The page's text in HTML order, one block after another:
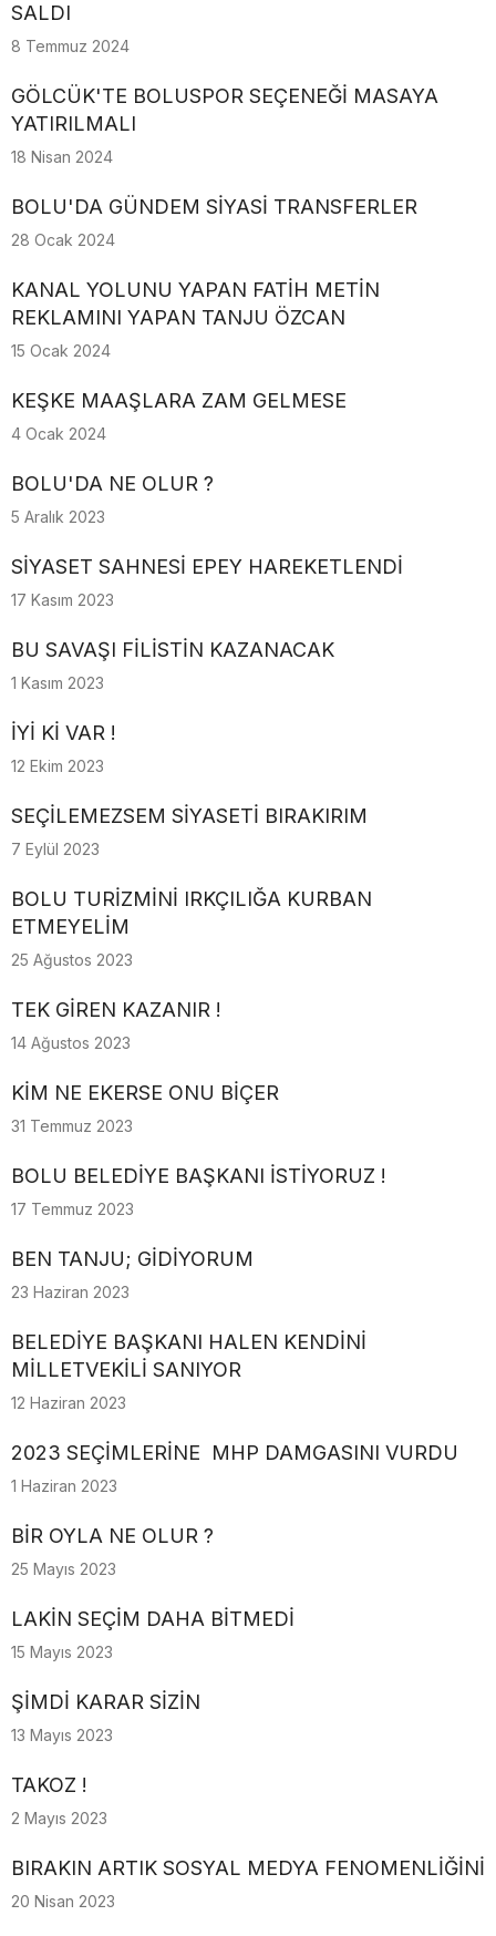
SALDI
8 Temmuz 2024
GÖLCÜK'TE BOLUSPOR SEÇENEĞİ MASAYA
YATIRILMALI
18 Nisan 2024
BOLU'DA GÜNDEM SİYASİ TRANSFERLER
28 Ocak 2024
KANAL YOLUNU YAPAN FATİH METİN
REKLAMINI YAPAN TANJU ÖZCAN
15 Ocak 2024
KEŞKE MAAŞLARA ZAM GELMESE
4 Ocak 2024
BOLU'DA NE OLUR ?
5 Aralık 2023
SİYASET SAHNESİ EPEY HAREKETLENDİ
17 Kasım 2023
BU SAVAŞI FİLİSTİN KAZANACAK
1 Kasım 2023
İYİ Kİ VAR !
12 Ekim 2023
SEÇİLEMEZSEM SİYASETİ BIRAKIRIM
7 Eylül 2023
BOLU TURİZMİNİ IRKÇILIĞA KURBAN
ETMEYELİM
25 Ağustos 2023
TEK GİREN KAZANIR !
14 Ağustos 2023
KİM NE EKERSE ONU BİÇER
31 Temmuz 2023
BOLU BELEDİYE BAŞKANI İSTİYORUZ !
17 Temmuz 2023
BEN TANJU; GİDİYORUM
23 Haziran 2023
BELEDİYE BAŞKANI HALEN KENDİNİ
MİLLETVEKİLİ SANIYOR
12 Haziran 2023
2023 SEÇİMLERİNE MHP DAMGASINI VURDU
1 Haziran 2023
BİR OYLA NE OLUR ?
25 Mayıs 2023
LAKİN SEÇİM DAHA BİTMEDİ
15 Mayıs 2023
ŞİMDİ KARAR SİZİN
13 Mayıs 2023
TAKOZ !
2 Mayıs 2023
BIRAKIN ARTIK SOSYAL MEDYA FENOMENLİĞİNİ
20 Nisan 2023